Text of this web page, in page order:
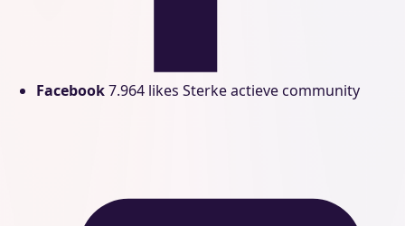
Facebook7.964 likes Sterke actieve community